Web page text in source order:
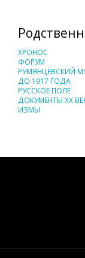
ХРОНОС
ФОРУМ
РУМЯНЦЕВСКИЙ
ДО 1917 ГОДА
РУССКОЕ ПОЛЕ
ДОКУМЕНТЫ XX
ИЗМЫ